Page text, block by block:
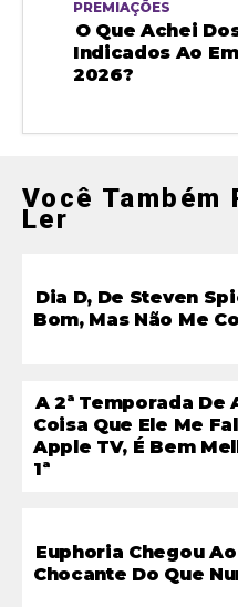
PREMIAÇÕES
O Que Achei
Indicados Ao
2026?
Você Também
Ler
Dia D, De Steven
Bom, Mas Não Me
A 2ª Temporada De
Coisa Que Ele Me
Apple TV, É Bem
1ª
Euphoria Chegou
Chocante Do Que